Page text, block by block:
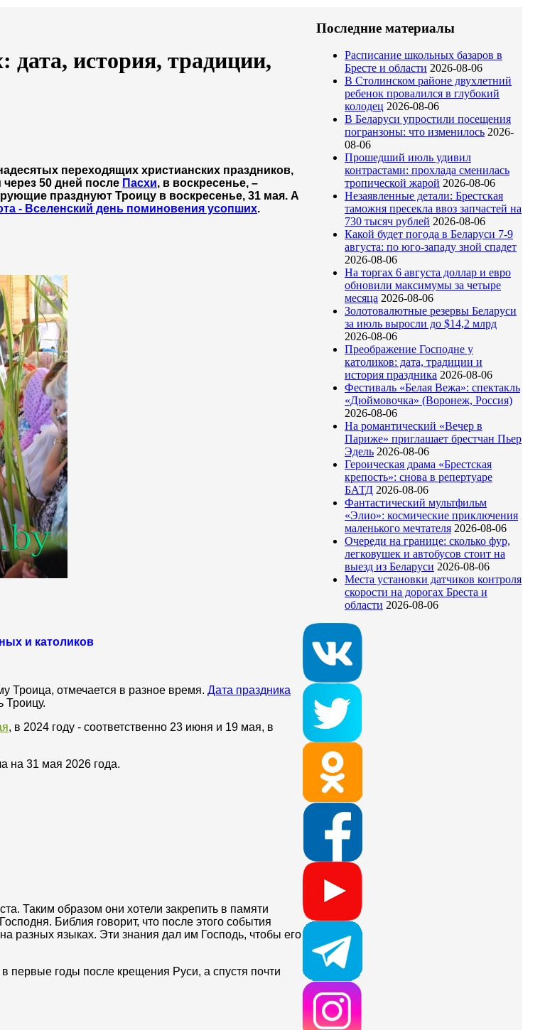
история, традиции,
переходящих христианских праздников,
50 дней после Пасхи, в воскресенье, –
празднуют Троицу в воскресенье, 31 мая. А
- Вселенский день поминовения усопших.
и католиков
Троица, отмечается в разное время. Дата праздника
Троицу.
, в 2024 году - соответственно 23 июня и 19 мая, в
на 31 мая 2026 года.
Таким образом они хотели закрепить в памяти
Библия говорит, что после этого события
разных языках. Эти знания дал им Господь, чтобы его
первые годы после крещения Руси, а спустя почти
Последние материалы
Расписание школьных базаров в
Бресте и области 2026-08-06
В Столинском районе двухлетний
ребенок провалился в глубокий
колодец 2026-08-06
В Беларуси упростили посещения
погранзоны: что изменилось 2026-
08-06
Прошедший июль удивил
контрастами: прохлада сменилась
тропической жарой 2026-08-06
Незаявленные детали: Брестская
таможня пресекла ввоз запчастей на
730 тысяч рублей 2026-08-06
Какой будет погода в Беларуси 7-9
августа: по юго-западу зной спадет
2026-08-06
На торгах 6 августа доллар и евро
обновили максимумы за четыре
месяца 2026-08-06
Золотовалютные резервы Беларуси
за июль выросли до $14,2 млрд
2026-08-06
Преображение Господне у
католиков: дата, традиции и
история праздника 2026-08-06
Фестиваль «Белая Вежа»: спектакль
«Дюймовочка» (Воронеж, Россия)
2026-08-06
На романтический «Вечер в
Париже» приглашает брестчан Пьер
Эдель 2026-08-06
Героическая драма «Брестская
крепость»: снова в репертуаре
БАТД 2026-08-06
Фантастический мультфильм
«Элио»: космические приключения
маленького мечтателя 2026-08-06
Очереди на границе: сколько фур,
легковушек и автобусов стоит на
выезд из Беларуси 2026-08-06
Места установки датчиков контроля
скорости на дорогах Бреста и
области 2026-08-06